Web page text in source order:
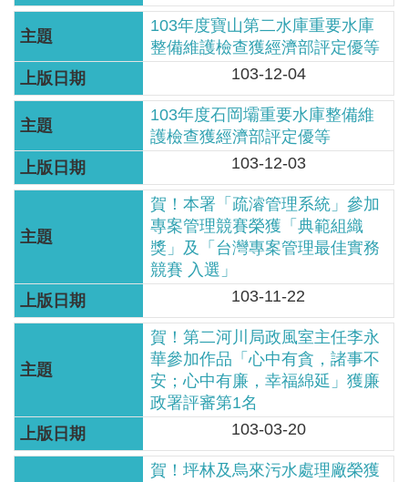
平
專
區
English
RSS
互
流
屬
站
政
103年度寶山第二水庫重要水庫
整備維護檢查獲經濟部評定優等
103-12-04
103年度石岡壩重要水庫整備維
護檢查獲經濟部評定優等
103-12-03
賀！本署「疏濬管理系統」參加
專案管理競賽榮獲「典範組織
獎」及「台灣專案管理最佳實務
競賽 入選」
103-11-22
賀！第二河川局政風室主任李永
華參加作品「心中有貪，諸事不
安；心中有廉，幸福綿延」獲廉
政署評審第1名
103-03-20
賀！坪林及烏來污水處理廠榮獲